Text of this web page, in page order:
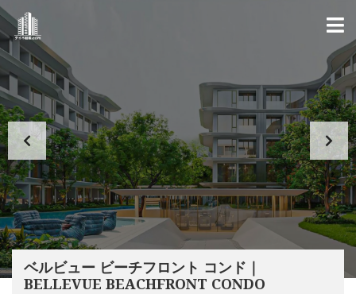
ベルビュー ビーチフロント コンド｜
BELLEVUE BEACHFRONT CONDO